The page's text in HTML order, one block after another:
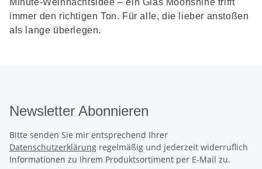
immer den richtigen Ton. Für alle, die lieber anstoßen
als lange überlegen.
Newsletter Abonnieren
Bitte senden Sie mir entsprechend Ihrer
Datenschutzerklärung regelmäßig und jederzeit widerruflich
Informationen zu Ihrem Produktsortiment per E-Mail zu.